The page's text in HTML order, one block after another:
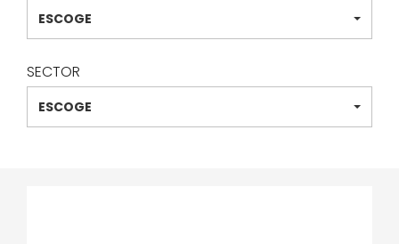
ESCOGE
SECTOR
ESCOGE